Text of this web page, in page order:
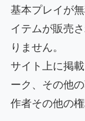
基本プレイが
イテムが販売
りません。
サイト上に掲
ーク、その他
作者その他の